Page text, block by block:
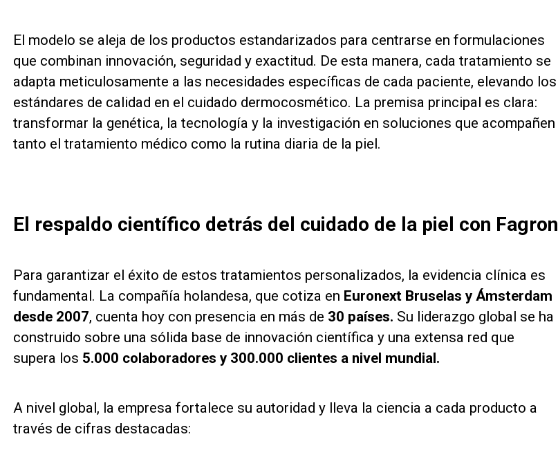
El modelo se aleja de los productos estandarizados para centrarse en formulaciones
que combinan innovación, seguridad y exactitud. De esta manera, cada tratamiento se
adapta meticulosamente a las necesidades específicas de cada paciente, elevando los
estándares de calidad en el cuidado dermocosmético. La premisa principal es clara:
transformar la genética, la tecnología y la investigación en soluciones que acompañen
tanto el tratamiento médico como la rutina diaria de la piel.
El respaldo científico detrás del cuidado de la piel con Fagron
Para garantizar el éxito de estos tratamientos personalizados, la evidencia clínica es
fundamental. La compañía holandesa, que cotiza en Euronext Bruselas y Ámsterdam
desde 2007, cuenta hoy con presencia en más de 30 países. Su liderazgo global se ha
construido sobre una sólida base de innovación científica y una extensa red que
supera los 5.000 colaboradores y 300.000 clientes a nivel mundial.
A nivel global, la empresa fortalece su autoridad y lleva la ciencia a cada producto a
través de cifras destacadas: